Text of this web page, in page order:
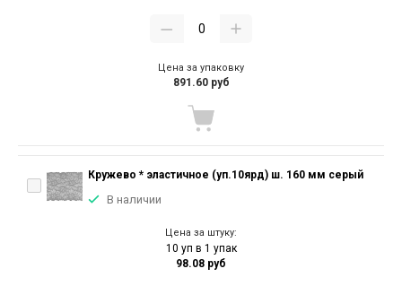
Цена за упаковку
891.60 руб
Кружево * эластичное (уп.10ярд) ш. 160 мм серый
В наличии
Цена за штуку:
10 уп в 1 упак
98.08 руб